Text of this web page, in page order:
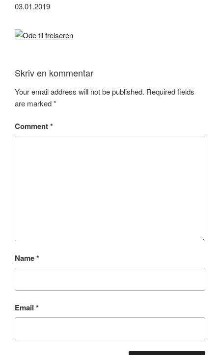
03.01.2019
Skriv en kommentar
Your email address will not be published. Required fields
are marked*
Comment*
Name*
Email *